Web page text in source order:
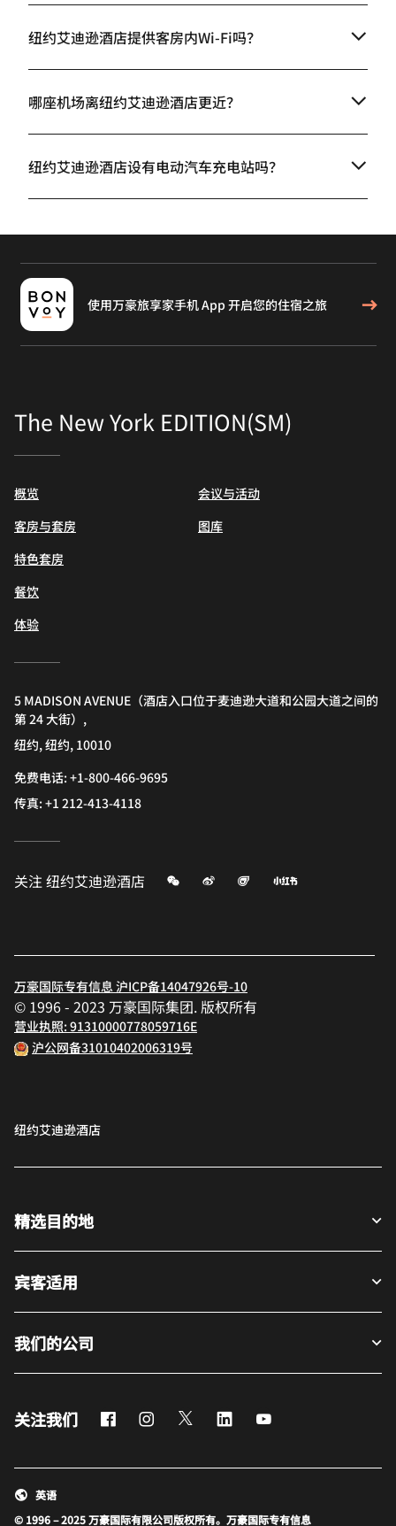
纽约艾迪逊酒店提供客房内Wi-Fi吗？
哪座机场离纽约艾迪逊酒店更近？
纽约艾迪逊酒店设有电动汽车充电站吗？
使用万豪旅享家手机 App 开启您的住宿之旅
The New York EDITION(SM)
概览
客房与套房
特色套房
餐饮
体验
会议与活动
图库
5 MADISON AVENUE（酒店入口位于麦迪逊大道和公园大道之间的
第 24 大街）,
纽约, 纽约, 10010
免费电话:+1-800-466-9695
传真:+1 212-413-4118
关注纽约艾迪逊酒店 微信 微博 飞猪 小红书
万豪国际专有信息 沪ICP备14047926号-10
© 1996 - 2023 万豪国际集团. 版权所有
营业执照: 91310000778059716E
沪公网备31010402006319号
纽约艾迪逊酒店
精选目的地
宾客适用
我们的公司
关注我们 FacebookInstagram
Twitter LinkedIn
© 1996 – 2025 万豪国际有限公司版权所有。万豪国际专有信息
英语